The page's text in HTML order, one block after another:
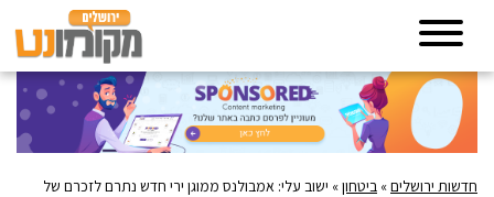
חדשות ירושלים» ביטחון» ישוב עלי: אמבולנס ממוגן ירי חדש נתרם לזכרם של